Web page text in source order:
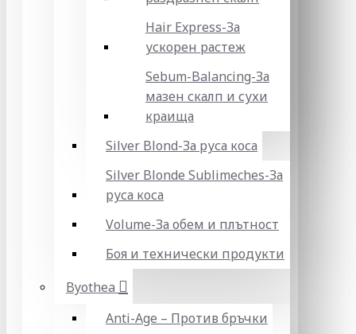
Hair Express-За
ускорен растеж
Sebum-Balancing-За
мазен скалп и сухи
краища
Silver Blond-За руса коса
Silver Blonde Sublіmeches-За
руса коса
Volume-За обем и плътност
Боя и технически продукти
Byothea
Anti-Age – Против бръчки